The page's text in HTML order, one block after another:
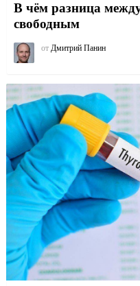
В чём разница
свободным
от Дмитрий Панин